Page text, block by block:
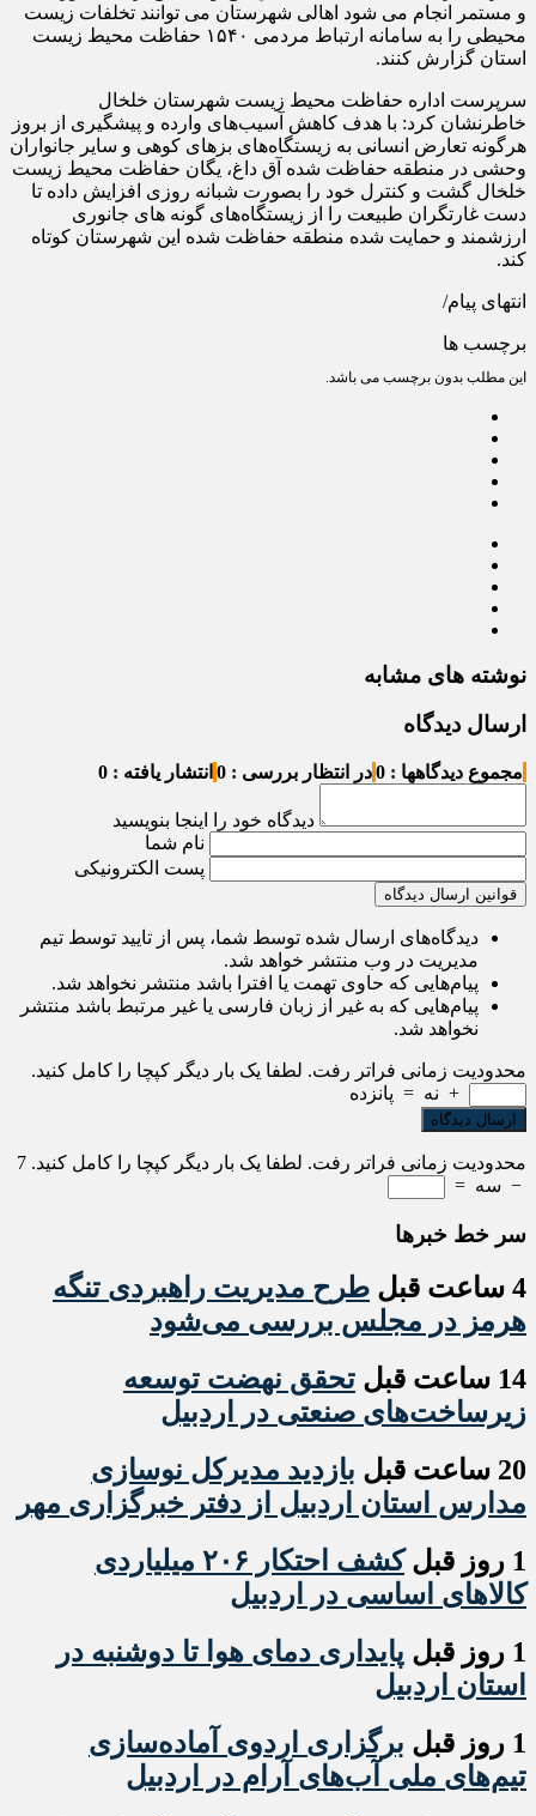
و مستمر انجام می شود اهالی شهرستان می توانند تخلفات زیست
محیطی را به سامانه ارتباط مردمی ۱۵۴۰ حفاظت محیط زیست
استان گزارش کنند.
سرپرست اداره حفاظت محیط زیست شهرستان خلخال
خاطرنشان کرد: با هدف کاهش آسیب‌های وارده و پیشگیری از بروز
هرگونه تعارض انسانی به زیستگاه‌های بزهای کوهی و سایر جانواران
وحشی در منطقه حفاظت شده آق داغ، یگان حفاظت محیط زیست
خلخال گشت و کنترل خود را بصورت شبانه روزی افزایش داده تا
دست غارتگران طبیعت را از زیستگاه‌های گونه های جانوری
ارزشمند و حمایت شده منطقه حفاظت شده این شهرستان کوتاه
کند.
انتهای پیام/
برچسب ها
این مطلب بدون برچسب می باشد.
نوشته های مشابه
ارسال دیدگاه
مجموع دیدگاهها : 0 در انتظار بررسی : 0 انتشار یافته : 0
دیدگاه خود را اینجا بنویسید
نام شما
پست الکترونیکی
قوانین ارسال دیدگاه
دیدگاه‌های ارسال شده توسط شما، پس از تایید توسط تیم
مدیریت در وب منتشر خواهد شد.
پیام‌هایی که حاوی تهمت یا افترا باشد منتشر نخواهد شد.
پیام‌هایی که به غیر از زبان فارسی یا غیر مرتبط باشد منتشر
نخواهد شد.
محدودیت زمانی فراتر رفت. لطفا یک بار دیگر کپچا را کامل کنید.
+ نه = پانزده
محدودیت زمانی فراتر رفت. لطفا یک بار دیگر کپچا را کامل کنید. 7
− سه =
سر خط خبرها
4 ساعت قبل
طرح مدیریت راهبردی تنگه
هرمز در مجلس بررسی می‌شود
14 ساعت قبل
تحقق نهضت توسعه
زیرساخت‌های صنعتی در اردبیل
20 ساعت قبل
بازدید مدیرکل نوسازی
مدارس استان اردبیل از دفتر خبرگزاری مهر
1 روز قبل
کشف احتکار ۲۰۶ میلیاردی
کالاهای اساسی در اردبیل
1 روز قبل
پایداری دمای هوا تا دوشنبه در
استان اردبیل
1 روز قبل
برگزاری اردوی آماده‌سازی
تیم‌های ملی آب‌های آرام در اردبیل